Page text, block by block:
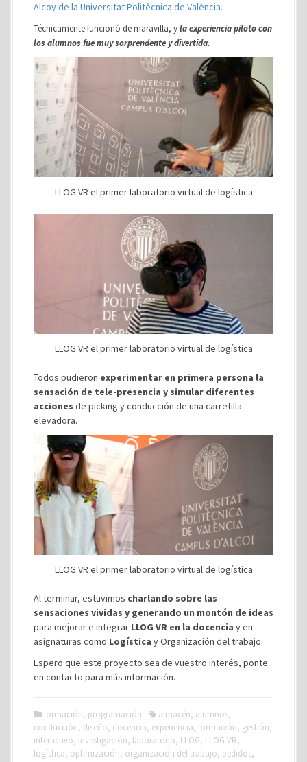
Alcoy de la Universitat Politècnica de València.
Técnicamente funcionó de maravilla, yla experiencia piloto con
los alumnos fue muy sorprendente y divertida.
LLOG VR el primer laboratorio virtual de logística
LLOG VR el primer laboratorio virtual de logística
Todos pudieron experimentar en primera persona la
sensación de tele-presencia y simular diferentes
acciones de picking y conducción de una carretilla
elevadora.
LLOG VR el primer laboratorio virtual de logística
Al terminar, estuvimos charlando sobre las
sensaciones vividas y generando un montón de ideas
para mejorar e integrar LLOG VR en la docencia y en
asignaturas como Logística y Organización del trabajo.
Espero que este proyecto sea de vuestro interés, ponte
en contacto para más información.
formación, programación almacén, alumnos,
conducción, diseño, docencia, experiencia, formación, gestión,
interactivo, investigación, laboratorio, LLOG, LLOG VR,
logística, optimización, organización del trabajo, pedidos,